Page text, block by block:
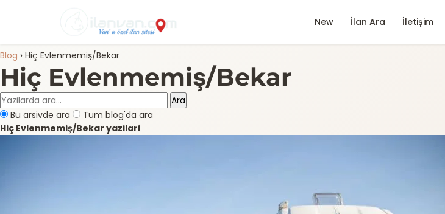
New İlan Ara İletişim
Blog › Hiç Evlenmemiş/Bekar
Hiç Evlenmemiş/Bekar
Ara
Bu arsivde ara
Tum blog'da ara
Hiç Evlenmemiş/Bekar yazilari